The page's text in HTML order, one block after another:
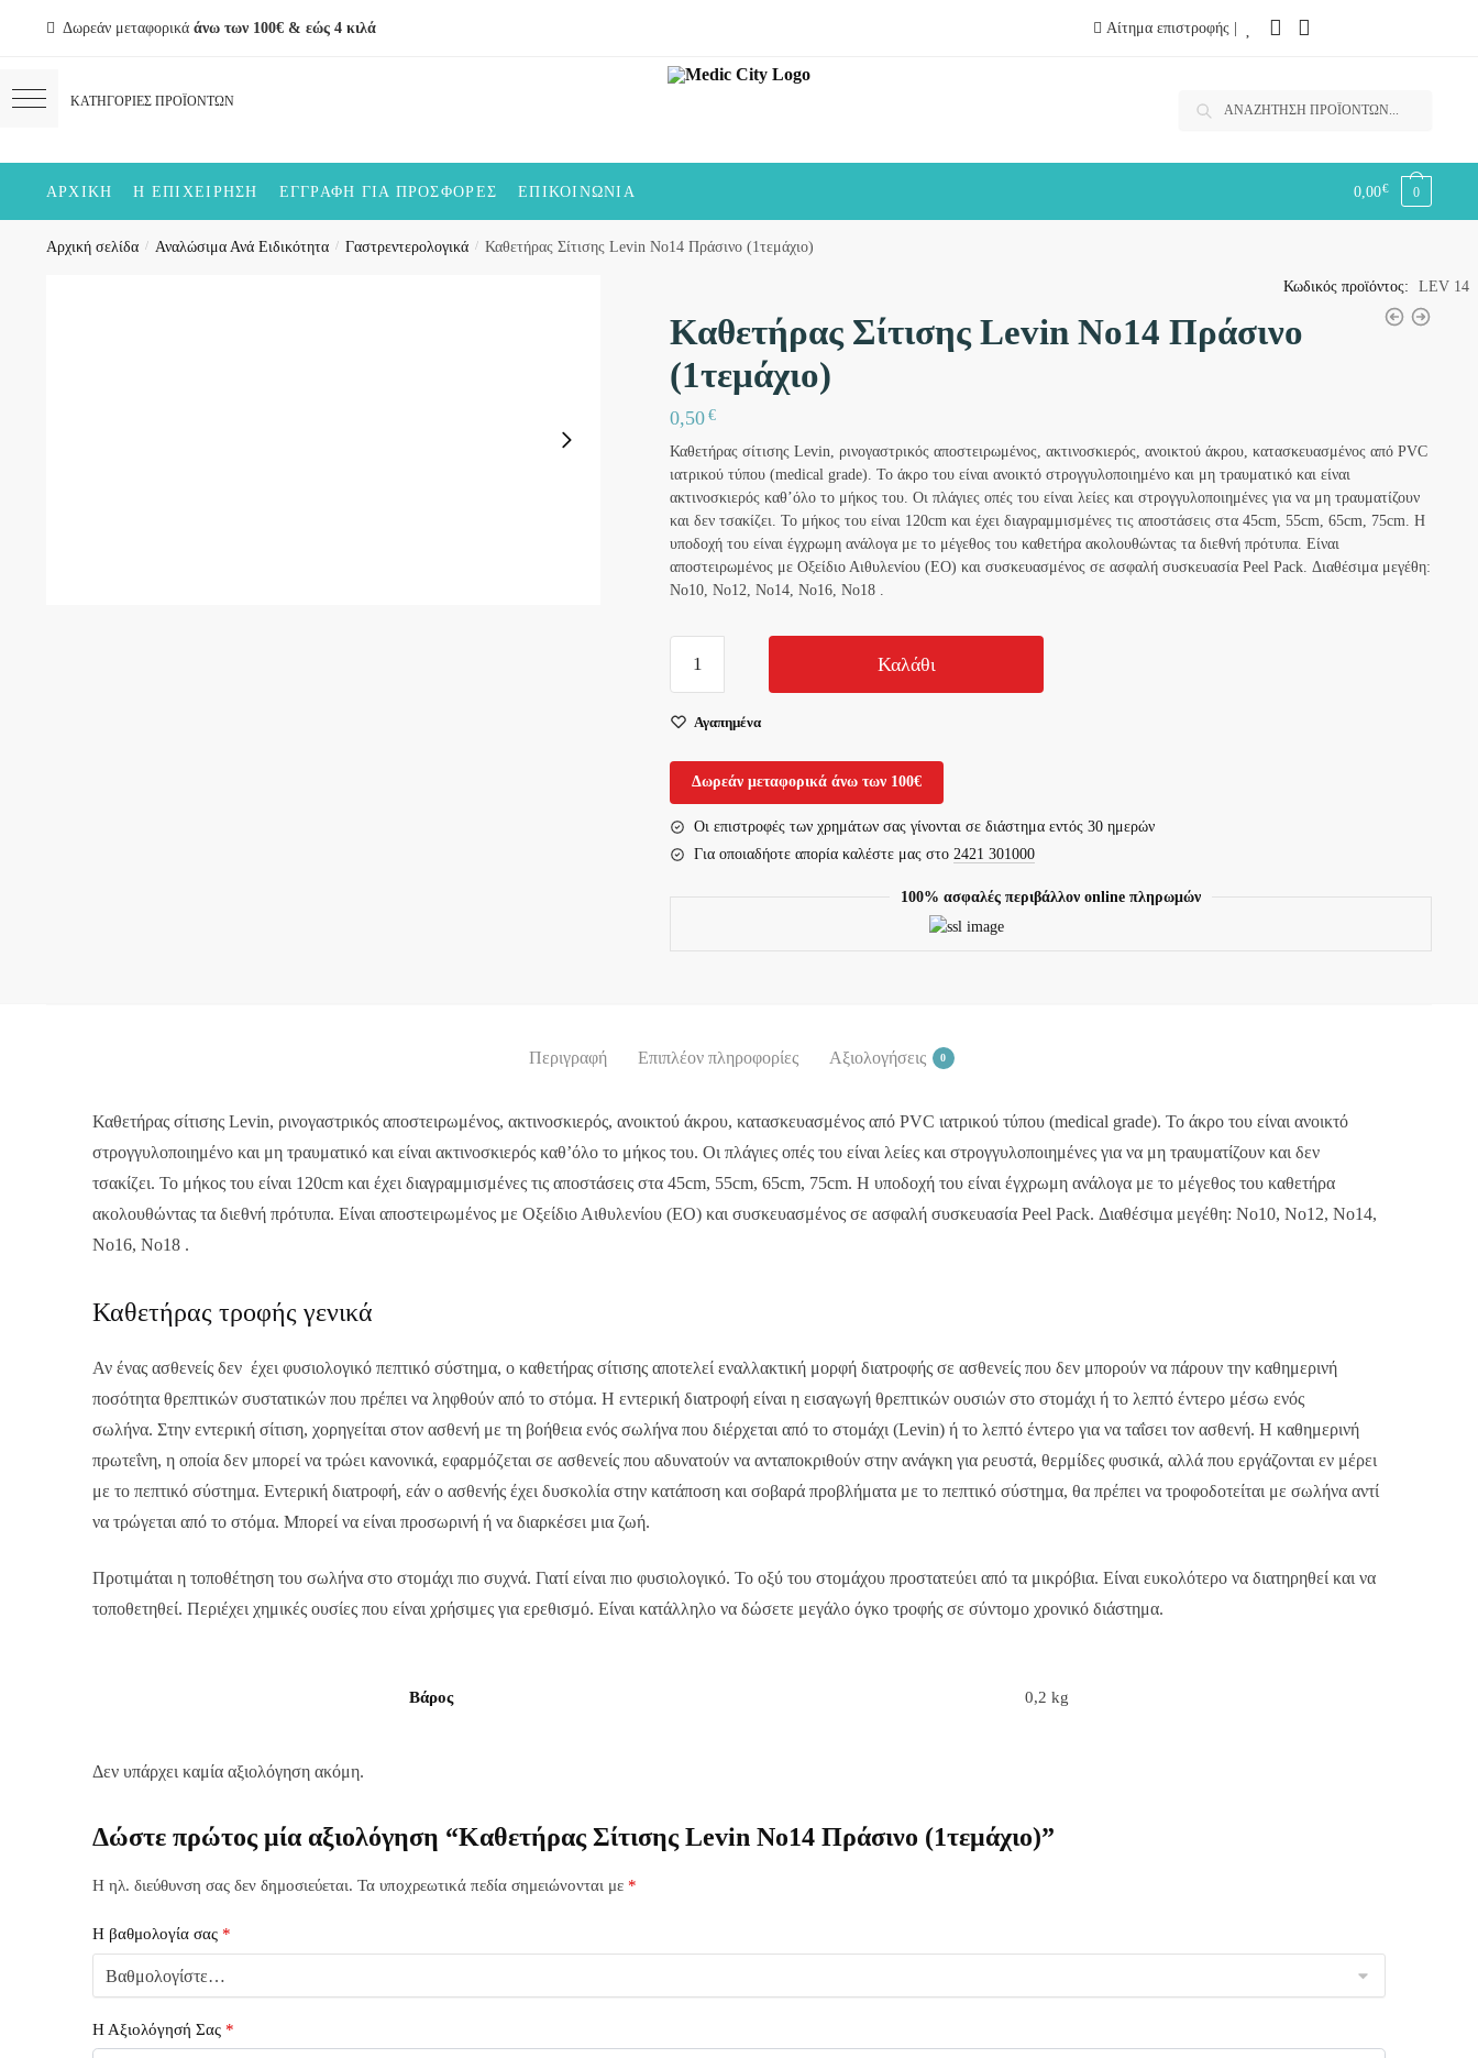
Δωρεάν μεταφορικά άνω των 100€ & εώς 4 κιλά Αίτημα επιστροφής |
Αναζήτηση
Αναζήτηση
ΑΡΧΙΚΉ Η ΕΠΙΧΕΊΡΗΣΗ ΕΓΓΡΑΦΉ ΓΙΑ ΠΡΟΣΦΟΡΈΣ ΕΠΙΚΟΙΝΩΝΊΑ 0,00€ 0
Αρχική σελίδα / Αναλώσιμα Ανά Ειδικότητα / Γαστρεντερολογικά / Καθετήρας Σίτισης Levin No14 Πράσινο (1τεμάχιο)
Καθετήρας Σίτισης Levin No14 Πράσινο
(1τεμάχιο)
0,50€
Καθετήρας σίτισης Levin, ρινογαστρικός αποστειρωμένος, ακτινοσκιερός, ανοικτού άκρου, κατασκευασμένος από PVC
ιατρικού τύπου (medical grade). Το άκρο του είναι ανοικτό στρογγυλοποιημένο και μη τραυματικό και είναι
ακτινοσκιερός καθ’όλο το μήκος του. Οι πλάγιες οπές του είναι λείες και στρογγυλοποιημένες για να μη τραυματίζουν
και δεν τσακίζει. Το μήκος του είναι 120cm και έχει διαγραμμισμένες τις αποστάσεις στα 45cm, 55cm, 65cm, 75cm. Η
υποδοχή του είναι έγχρωμη ανάλογα με το μέγεθος του καθετήρα ακολουθώντας τα διεθνή πρότυπα. Είναι
αποστειρωμένος με Οξείδιο Αιθυλενίου (ΕΟ) και συσκευασμένος σε ασφαλή συσκευασία Peel Pack. Διαθέσιμα μεγέθη:
Νο10, Νο12, Νο14, Νο16, Νο18 .
Σίτισης
No14
Πράσινο
(1τεμάχιο)
Καλάθι
Αγαπημένα
Δωρεάν μεταφορικά άνω των 100€
Οι επιστροφές των χρημάτων σας γίνονται σε διάστημα εντός 30 ημερών
Για οποιαδήοτε απορία καλέστε μας στο 2421 301000
100% ασφαλές περιβάλλον online πληρωμών
Περιγραφή Επιπλέον πληροφορίες Αξιολογήσεις 0
Καθετήρας σίτισης Levin, ρινογαστρικός αποστειρωμένος, ακτινοσκιερός, ανοικτού άκρου, κατασκευασμένος από PVC ιατρικού τύπου (medical grade). Το άκρο του είναι ανοικτό
στρογγυλοποιημένο και μη τραυματικό και είναι ακτινοσκιερός καθ’όλο το μήκος του. Οι πλάγιες οπές του είναι λείες και στρογγυλοποιημένες για να μη τραυματίζουν και δεν
τσακίζει. Το μήκος του είναι 120cm και έχει διαγραμμισμένες τις αποστάσεις στα 45cm, 55cm, 65cm, 75cm. Η υποδοχή του είναι έγχρωμη ανάλογα με το μέγεθος του καθετήρα
ακολουθώντας τα διεθνή πρότυπα. Είναι αποστειρωμένος με Οξείδιο Αιθυλενίου (ΕΟ) και συσκευασμένος σε ασφαλή συσκευασία Peel Pack. Διαθέσιμα μεγέθη: Νο10, Νο12, Νο14,
Νο16, Νο18 .
Καθετήρας τροφής γενικά
Αν ένας ασθενείς δεν έχει φυσιολογικό πεπτικό σύστημα, ο καθετήρας σίτισης αποτελεί εναλλακτική μορφή διατροφής σε ασθενείς που δεν μπορούν να πάρουν την καθημερινή
ποσότητα θρεπτικών συστατικών που πρέπει να ληφθούν από το στόμα. Η εντερική διατροφή είναι η εισαγωγή θρεπτικών ουσιών στο στομάχι ή το λεπτό έντερο μέσω ενός
σωλήνα. Στην εντερική σίτιση, χορηγείται στον ασθενή με τη βοήθεια ενός σωλήνα που διέρχεται από το στομάχι (Levin) ή το λεπτό έντερο για να ταΐσει τον ασθενή. Η καθημερινή
πρωτεΐνη, η οποία δεν μπορεί να τρώει κανονικά, εφαρμόζεται σε ασθενείς που αδυνατούν να ανταποκριθούν στην ανάγκη για ρευστά, θερμίδες φυσικά, αλλά που εργάζονται εν μέρει
με το πεπτικό σύστημα. Εντερική διατροφή, εάν ο ασθενής έχει δυσκολία στην κατάποση και σοβαρά προβλήματα με το πεπτικό σύστημα, θα πρέπει να τροφοδοτείται με σωλήνα αντί
να τρώγεται από το στόμα. Μπορεί να είναι προσωρινή ή να διαρκέσει μια ζωή.
Προτιμάται η τοποθέτηση του σωλήνα στο στομάχι πιο συχνά. Γιατί είναι πιο φυσιολογικό. Το οξύ του στομάχου προστατεύει από τα μικρόβια. Είναι ευκολότερο να διατηρηθεί και να
τοποθετηθεί. Περιέχει χημικές ουσίες που είναι χρήσιμες για ερεθισμό. Είναι κατάλληλο να δώσετε μεγάλο όγκο τροφής σε σύντομο χρονικό διάστημα.
Βάρος 0,2 kg
Δεν υπάρχει καμία αξιολόγηση ακόμη.
Δώστε πρώτος μία αξιολόγηση “Καθετήρας Σίτισης Levin No14 Πράσινο (1τεμάχιο)”
Η ηλ. διεύθυνση σας δεν δημοσιεύεται. Τα υποχρεωτικά πεδία σημειώνονται με *
Η βαθμολογία σας *
Η Αξιολόγησή Σας *
Κωδικός προϊόντος: LEV 14